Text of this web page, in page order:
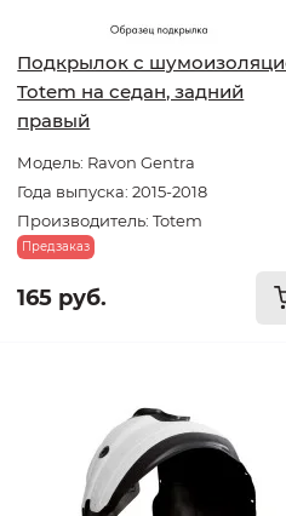
Подкрылок с
Totem на седан, задний
правый
Модель: Ravon Gentra
Года выпуска: 2015-2018
Производитель: Totem
Предзаказ
165 руб.